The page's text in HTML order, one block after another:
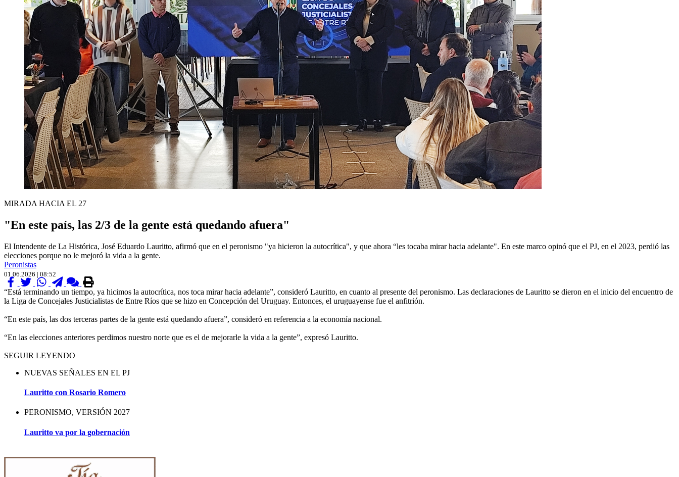
MIRADA HACIA EL 27
"En este país, las 2/3 de la gente está quedando afuera"
El Intendente de La Histórica, José Eduardo Lauritto, afirmó que en el peronismo "ya hicieron la autocrítica", y que ahora “les tocaba mirar hacia adelante". En este marco opinó que el PJ, en el 2023, perdió las
elecciones porque no le mejoró la vida a la gente.
Peronistas
01.06.2026 | 08:52
“Está terminando un tiempo, ya hicimos la autocrítica, nos toca mirar hacia adelante”, consideró Lauritto, en cuanto al presente del peronismo. Las declaraciones de Lauritto se dieron en el inicio del encuentro de
la Liga de Concejales Justicialistas de Entre Ríos que se hizo en Concepción del Uruguay. Entonces, el uruguayense fue el anfitrión.
“En este país, las dos terceras partes de la gente está quedando afuera”, consideró en referencia a la economía nacional.
“En las elecciones anteriores perdimos nuestro norte que es el de mejorarle la vida a la gente”, expresó Lauritto.
SEGUIR LEYENDO
NUEVAS SEÑALES EN EL PJ
Lauritto con Rosario Romero
PERONISMO, VERSIÓN 2027
Lauritto va por la gobernación